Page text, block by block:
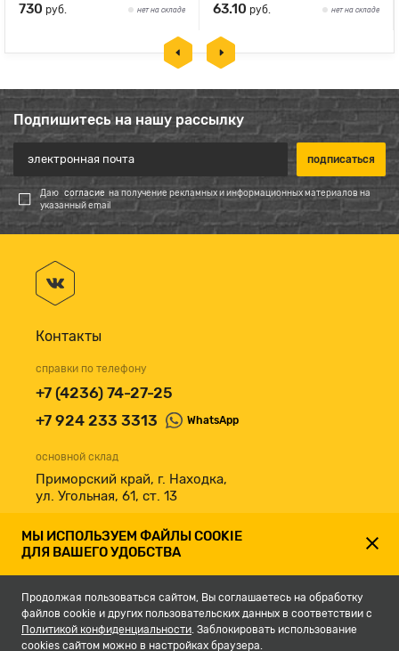
730 руб. нет на складе 63.10 руб. нет на складе
Подпишитесь на нашу рассылку
Даю согласие на получение рекламных и информационных материалов на
указанный email
Контакты
справки по телефону
+7 (4236) 74-27-25
+7 924 233 3313
WhatsApp
основной склад
Приморский край, г. Находка,
ул. Угольная, 61, ст. 13
принимаем к оплате
МЫ ИСПОЛЬЗУЕМ ФАЙЛЫ COOKIE
ДЛЯ ВАШЕГО УДОБСТВА
Продолжая пользоваться сайтом, Вы соглашаетесь на обработку
файлов cookie и других пользовательских данных в соответствии с
Политикой конфиденциальности. Заблокировать использование
cookies сайтом можно в настройках браузера.